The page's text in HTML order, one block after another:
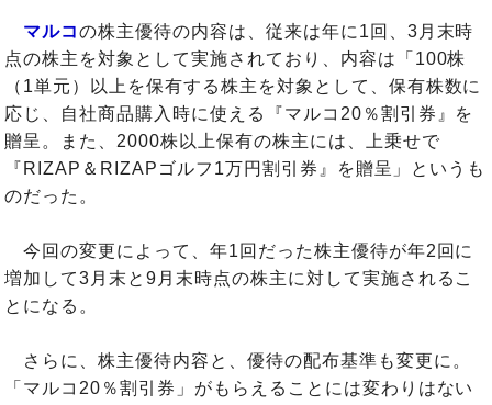
マルコの株主優待の内容は、従来は年に1回、3月末時
点の株主を対象として実施されており、内容は「100株
（1単元）以上を保有する株主を対象として、保有株数に
応じ、自社商品購入時に使える『マルコ20％割引券』を
贈呈。また、2000株以上保有の株主には、上乗せで
『RIZAP＆RIZAPゴルフ1万円割引券』を贈呈」というも
のだった。
今回の変更によって、年1回だった株主優待が年2回に
増加して3月末と9月末時点の株主に対して実施されるこ
とになる。
さらに、株主優待内容と、優待の配布基準も変更に。
「マルコ20％割引券」がもらえることには変わりはない